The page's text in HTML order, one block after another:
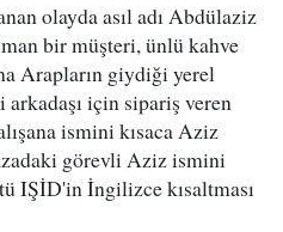
olayda asıl adı Abdülaziz
bir müşteri, ünlü kahve
Arapların giydiği yerel
için sipariş veren
ismini kısaca Aziz
görevli Aziz ismini
IŞİD'in İngilizce kısaltması